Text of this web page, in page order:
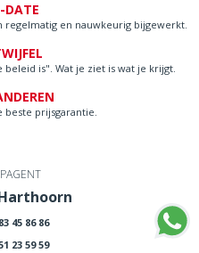
DATE
regelmatig en nauwkeurig bijgewerkt.
is". Wat je ziet is wat je krijgt.
beste prijsgarantie.
45 86 86
23 59 59